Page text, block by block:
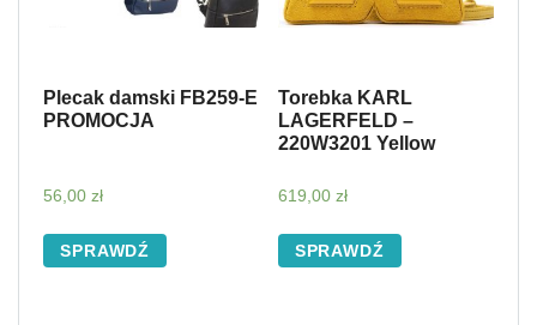
Plecak damski FB259-E
PROMOCJA
56,00 zł
SPRAWDŹ
Torebka KARL
LAGERFELD –
220W3201 Yellow
619,00 zł
SPRAWDŹ